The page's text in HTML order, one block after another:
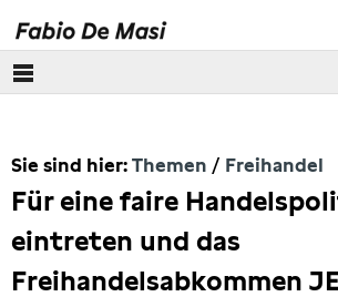
Europäisches Parlament
Themen
Wirecard
Sie sind hier: Themen Freihandel
Für eine faire
eintreten und das
Freihandelsabkommen